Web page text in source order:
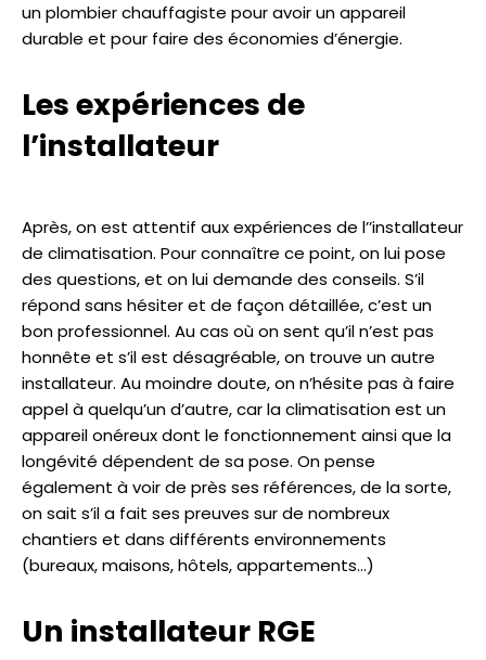
un plombier chauffagiste pour avoir un appareil
durable et pour faire des économies d’énergie.
Les expériences de
l’installateur
Après, on est attentif aux expériences de l’’installateur
de climatisation. Pour connaître ce point, on lui pose
des questions, et on lui demande des conseils. S’il
répond sans hésiter et de façon détaillée, c’est un
bon professionnel. Au cas où on sent qu’il n’est pas
honnête et s’il est désagréable, on trouve un autre
installateur. Au moindre doute, on n’hésite pas à faire
appel à quelqu’un d’autre, car la climatisation est un
appareil onéreux dont le fonctionnement ainsi que la
longévité dépendent de sa pose. On pense
également à voir de près ses références, de la sorte,
on sait s’il a fait ses preuves sur de nombreux
chantiers et dans différents environnements
(bureaux, maisons, hôtels, appartements…)
Un installateur RGE